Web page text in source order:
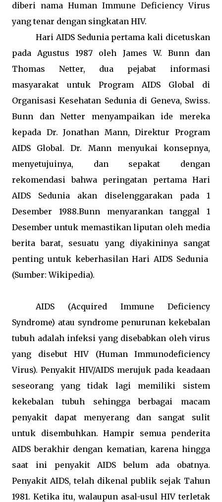
diberi nama Human Immune Deficiency Virus
yang tenar dengan singkatan HIV.
Hari AIDS Sedunia pertama kali dicetuskan
pada Agustus 1987 oleh James W. Bunndan
Thomas Netter, dua pejabat informasi
masyarakat untuk Program AIDS Global di
Organisasi Kesehatan Sedunia di Geneva, Swiss.
Bunn dan Netter menyampaikan ide mereka
kepada Dr. Jonathan Mann, Direktur Program
AIDS Global. Dr. Mann menyukai konsepnya,
menyetujuinya, dan sepakat dengan
rekomendasi bahwa peringatan pertama Hari
AIDS Sedunia akan diselenggarakan pada 1
Desember 1988.Bunn menyarankan tanggal 1
Desember untuk memastikan liputan oleh media
berita barat, sesuatu yang diyakininya sangat
penting untuk keberhasilan Hari AIDS Sedunia
(Sumber: Wikipedia).
AIDS (Acquired Immune Deficiency
Syndrome) atau syndrome penurunan kekebalan
tubuh adalah infeksi yang disebabkan oleh virus
yang disebut HIV (Human Immunodeficiency
Virus). Penyakit HIV/AIDS merujuk pada keadaan
seseorang yang tidak lagi memiliki sistem
kekebalan tubuh sehingga berbagai macam
penyakit dapat menyerang dan sangat sulit
untuk disembuhkan. Hampir semua penderita
AIDS berakhir dengan kematian, karena hingga
saat ini penyakit AIDS belum ada obatnya.
Penyakit AIDS, telah dikenal publik sejak Tahun
1981. Ketika itu, walaupun asal-usul HIV terletak